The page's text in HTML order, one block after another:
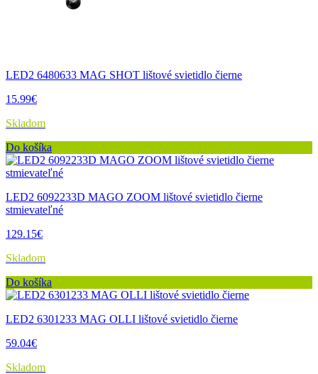
LED2 6480633 MAG SHOT lištové svietidlo čierne
15.99€
Skladom
Do košíka
LED2 6092233D MAGO ZOOM lištové svietidlo čierne
stmievateľné
129.15€
Skladom
Do košíka
LED2 6301233 MAG OLLI lištové svietidlo čierne
59.04€
Skladom